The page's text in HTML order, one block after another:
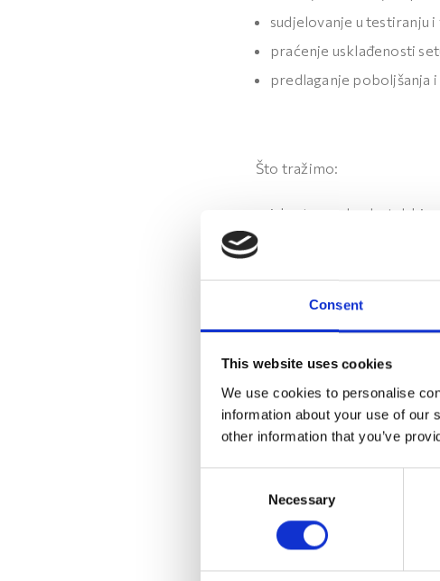
Consent
This website uses cookies
We use cookies to personalise
information about your use of our
other information that you’ve
Necessary
sudjelovanje u testiranju
praćenje usklađenosti
predlaganje poboljšanja
Što tražimo:
iskustvo rada s hotelskim
recepcije i naplate i
iskustvo u radu s
payment methods,
visoka razina točnosti,
sposobnost koordinacije
dobro znanje rada u MS
dobro znanje engleskog
prednost dajemo
iskustvo rada u